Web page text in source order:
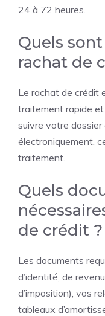
24 à 72 heures.
Quels sont
rachat de
Le rachat de crédit
traitement rapide et
suivre votre
électroniquement,
traitement.
Quels
de crédit ?
Les documents
d’identité, de
d’imposition), vos
tableaux